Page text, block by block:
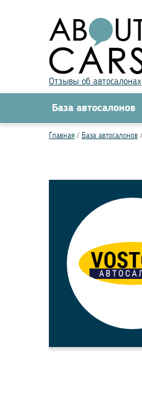
Отзывы об автосалонах
База автосалонов
Главная База автосалонов